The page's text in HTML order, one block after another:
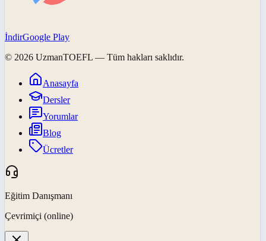
İndirGoogle Play
© 2026 UzmanTOEFL — Tüm hakları saklıdır.
Anasayfa
Dersler
Yorumlar
Blog
Ücretler
Eğitim Danışmanı
Çevrimiçi (online)